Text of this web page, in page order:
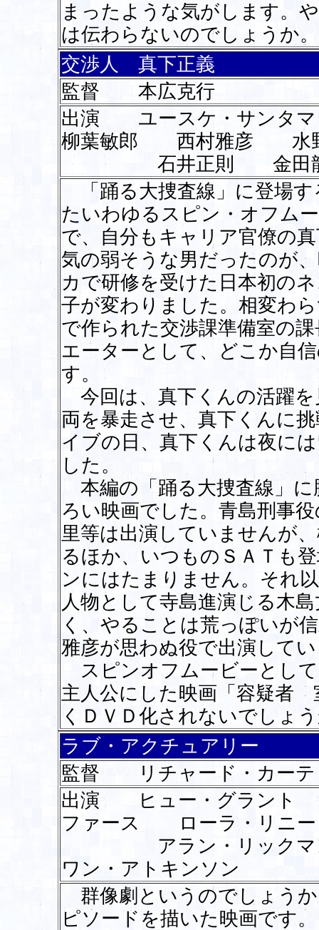
まったような気がします。
は伝わらないのでしょうか。
交渉人 真下正義
監督 本広克行
出演 ユースケ・サン
柳葉敏郎 西村雅彦 水
石井正則 金田龍
「踊る大捜査線」に登場す
たいわゆるスピン・オフム
で、自分もキャリア官僚の
気の弱そうな男だったのが
カで研修を受けた日本初の
子が変わりました。相変わ
で作られた交渉課準備室の
エーターとして、どこか自
す。
今回は、真下くんの活躍を
両を暴走させ、真下くんに
イブの日、真下くんは夜に
した。
本編の「踊る大捜査線」
ろい映画でした。青島刑事
里等は出演していませんが
るほか、いつものＳＡＴも
ンにはたまりません。それ
人物として寺島進演じる木
く、やることは荒っぽいが
雅彦が思わぬ役で出演して
スピンオフムービーとし
主人公にした映画「容疑者
くＤＶＤ化されないでしょ
ラブ・アクチュアリー
監督 リチャード・カーテ
出演 ヒュー・グラント
ファース ローラ・リニ
アラン・リックマ
ワン・アトキンソン
群像劇というのでしょう
ピソードを描いた映画です